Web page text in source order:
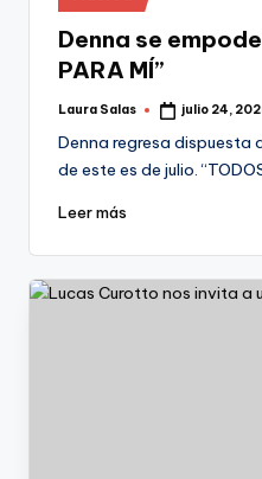
en
Denna se
PARA MÍ”
Publicado
Laura Salas julio 24,
Denna regresa dispuesta
de este es de julio.
Leer más